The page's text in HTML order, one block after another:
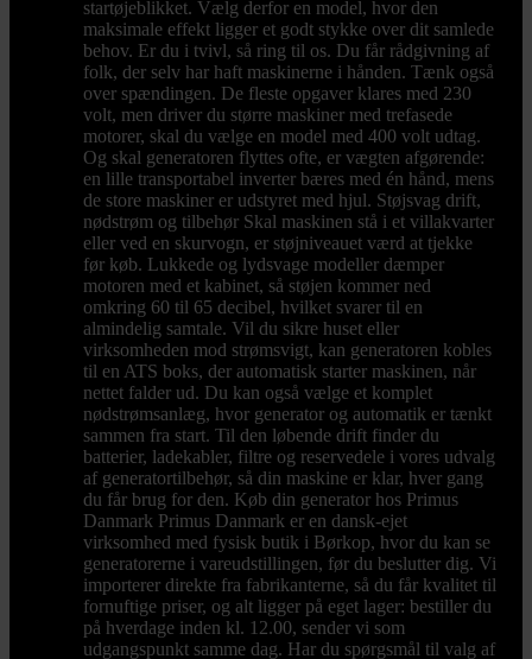
startøjeblikket. Vælg derfor en model, hvor den
maksimale effekt ligger et godt stykke over dit samlede
behov. Er du i tvivl, så ring til os. Du får rådgivning af
folk, der selv har haft maskinerne i hånden. Tænk også
over spændingen. De fleste opgaver klares med 230
volt, men driver du større maskiner med trefasede
motorer, skal du vælge en model med 400 volt udtag.
Og skal generatoren flyttes ofte, er vægten afgørende:
en lille transportabel inverter bæres med én hånd, mens
de store maskiner er udstyret med hjul. Støjsvag drift,
nødstrøm og tilbehør Skal maskinen stå i et villakvarter
eller ved en skurvogn, er støjniveauet værd at tjekke
før køb. Lukkede og lydsvage modeller dæmper
motoren med et kabinet, så støjen kommer ned
omkring 60 til 65 decibel, hvilket svarer til en
almindelig samtale. Vil du sikre huset eller
virksomheden mod strømsvigt, kan generatoren kobles
til en ATS boks, der automatisk starter maskinen, når
nettet falder ud. Du kan også vælge et komplet
nødstrømsanlæg, hvor generator og automatik er tænkt
sammen fra start. Til den løbende drift finder du
batterier, ladekabler, filtre og reservedele i vores udvalg
af generatortilbehør, så din maskine er klar, hver gang
du får brug for den. Køb din generator hos Primus
Danmark Primus Danmark er en dansk-ejet
virksomhed med fysisk butik i Børkop, hvor du kan se
generatorerne i vareudstillingen, før du beslutter dig. Vi
importerer direkte fra fabrikanterne, så du får kvalitet til
fornuftige priser, og alt ligger på eget lager: bestiller du
på hverdage inden kl. 12.00, sender vi som
udgangspunkt samme dag. Har du spørgsmål til valg af